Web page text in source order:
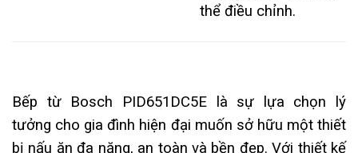
thể điều chỉnh.
Bếp từ Bosch PID651DC5E là sự lựa chọn lý
tưởng cho gia đình hiện đại muốn sở hữu một thiết
bị nấu ăn đa năng, an toàn và bền đẹp. Với thiết kế